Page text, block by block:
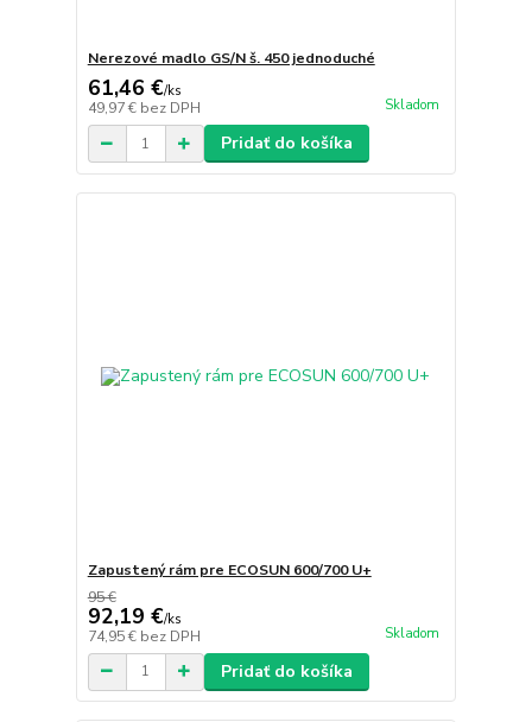
Nerezové madlo GS/N š. 450 jednoduché
61,46 €/ks
49,97 € bez DPH Skladom
Pridať do košíka
Zapustený rám pre ECOSUN 600/700 U+
95 €
92,19 €/ks
74,95 € bez DPH Skladom
Pridať do košíka